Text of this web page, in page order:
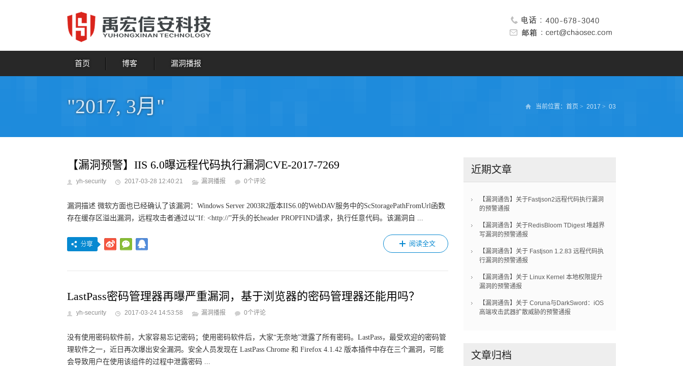
首页 博客 漏洞播报
"2017, 3月" 当前位置： 首页 > 2017 > 03
【漏洞预警】IIS 6.0曝远程代码执行漏洞CVE-2017-7269
yh-security 2017-03-28 12:40:21 漏洞播报 0个评论
漏洞描述 微软方面也已经确认了该漏洞：Windows Server 2003R2版本IIS6.0的WebDAV服务中的ScStoragePathFromUrl函数
存在缓存区溢出漏洞，远程攻击者通过以“If: <http://”开头的长header PROPFIND请求，执行任意代码。该漏洞自 ...
阅读全文
LastPass密码管理器再曝严重漏洞，基于浏览器的密码管理器还能用吗？
yh-security 2017-03-24 14:53:58 漏洞播报 0个评论
没有使用密码软件前，大家容易忘记密码；使用密码软件后，大家“无奈地”泄露了所有密码。LastPass，最受欢迎的密码管
理软件之一，近日再次爆出安全漏洞。安全人员发现在 LastPass Chrome 和 Firefox 4.1.42 版本插件中存在三个漏洞，可能
会导致用户在使用该组件的过程中泄露密码 ...
近期文章
【漏洞通告】关于Fastjson2远程代码执行漏洞
的预警通报
【漏洞通告】关于RedisBloom TDigest 堆越界
写漏洞的预警通报
【漏洞通告】关于 Fastjson 1.2.83 远程代码执
行漏洞的预警通报
【漏洞通告】关于 Linux Kernel 本地权限提升
漏洞的预警通报
【漏洞通告】关于 Coruna与DarkSword：iOS
高端攻击武器扩散威胁的预警通报
文章归档